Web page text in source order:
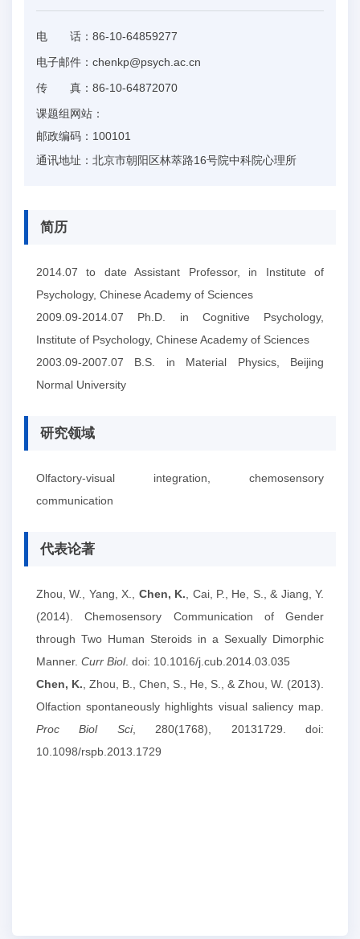
电 话： 86-10-64859277
电子邮件： chenkp@psych.ac.cn
传 真： 86-10-64872070
课题组网站：
邮政编码： 100101
通讯地址： 北京市朝阳区林萃路16号院中科院心理所
简历
2014.07 to date Assistant Professor, in Institute of
Psychology, Chinese Academy of Sciences
2009.09-2014.07 Ph.D. in Cognitive Psychology,
Institute of Psychology, Chinese Academy of Sciences
2003.09-2007.07 B.S. in Material Physics, Beijing
Normal University
研究领域
Olfactory-visual integration, chemosensory
communication
代表论著
Zhou, W., Yang, X., Chen, K. , Cai, P., He, S., & Jiang, Y.
(2014). Chemosensory Communication of Gender
through Two Human Steroids in a Sexually Dimorphic
Manner. Curr Biol. doi: 10.1016/j.cub.2014.03.035
Chen, K. , Zhou, B., Chen, S., He, S., & Zhou, W. (2013).
Olfaction spontaneously highlights visual saliency map.
Proc Biol Sci, 280(1768), 20131729. doi:
10.1098/rspb.2013.1729